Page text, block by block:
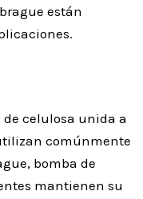
están
celulosa unida a
comúnmente
bomba de
mantienen su